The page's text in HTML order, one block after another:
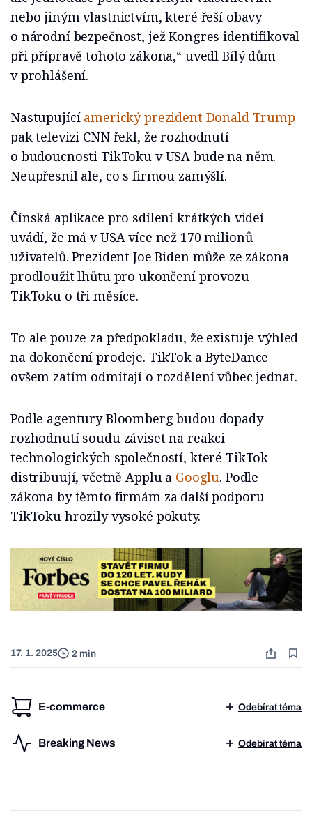
nebo jiným vlastnictvím, které řeší obavy
o národní bezpečnost, jež Kongres identifikoval
při přípravě tohoto zákona,“ uvedl Bílý dům
v prohlášení.
Nastupující americký prezident Donald Trump
pak televizi CNN řekl, že rozhodnutí
o budoucnosti TikToku v USA bude na něm.
Neupřesnil ale, co s firmou zamýšlí.
Čínská aplikace pro sdílení krátkých videí
uvádí, že má v USA více než 170 milionů
uživatelů. Prezident Joe Biden může ze zákona
prodloužit lhůtu pro ukončení provozu
TikToku o tři měsíce.
To ale pouze za předpokladu, že existuje výhled
na dokončení prodeje. TikTok a ByteDance
ovšem zatím odmítají o rozdělení vůbec jednat.
Podle agentury Bloomberg budou dopady
rozhodnutí soudu záviset na reakci
technologických společností, které TikTok
distribuují, včetně Applu a Googlu. Podle
zákona by těmto firmám za další podporu
TikToku hrozily vysoké pokuty.
17. 1. 2025 2 min
E-commerce Odebírat téma
Breaking News Odebírat téma